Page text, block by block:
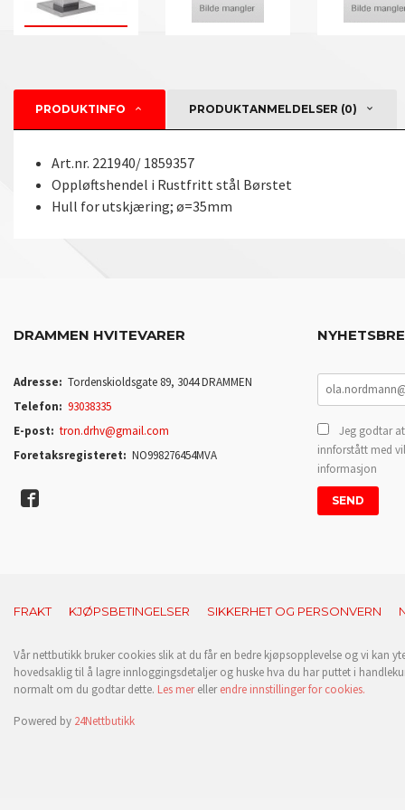
PRODUKTINFO PRODUKTANMELDELSER (0)
Art.nr. 221940/ 1859357
Oppløftshendel i Rustfritt stål Børstet
Hull for utskjæring; ø=35mm
DRAMMEN HVITEVARER
Adresse: Tordenskioldsgate 89, 3044 DRAMMEN
Telefon: 93038335
E-post: tron.drhv@gmail.com
Foretaksregisteret: NO998276454MVA
Jeg godtar
innforstått med
informasjon
FRAKT KJØPSBETINGELSER SIKKERHET OG PERSONVERN
Vår nettbutikk bruker cookies slik at du får en bedre kjøpsopplevelse og vi kan
hovedsaklig til å lagre innloggingsdetaljer og huske hva du har puttet i
normalt om du godtar dette. Les merellerendre innstillinger for cookies.
Powered by 24Nettbutikk